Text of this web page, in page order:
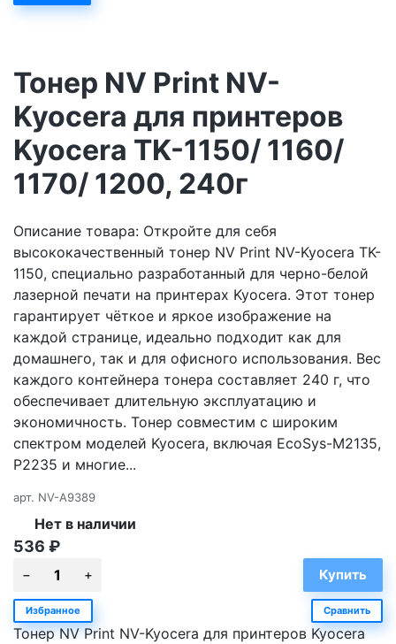
Тонер NV Print NV-
Kyocera для принтеров
Kyocera TK-1150/ 1160/
1170/ 1200, 240г
Описание товара: Откройте для себя
высококачественный тонер NV Print NV-Kyocera TK-
1150, специально разработанный для черно-белой
лазерной печати на принтерах Kyocera. Этот тонер
гарантирует чёткое и яркое изображение на
каждой странице, идеально подходит как для
домашнего, так и для офисного использования. Вес
каждого контейнера тонера составляет 240 г, что
обеспечивает длительную эксплуатацию и
экономичность. Тонер совместим с широким
спектром моделей Kyocera, включая EcoSys-M2135,
P2235 и многие...
арт. NV-A9389
Нет в наличии
536 ₽
Избранное Сравнить
Тонер NV Print NV-Kyocera для принтеров Kyocera